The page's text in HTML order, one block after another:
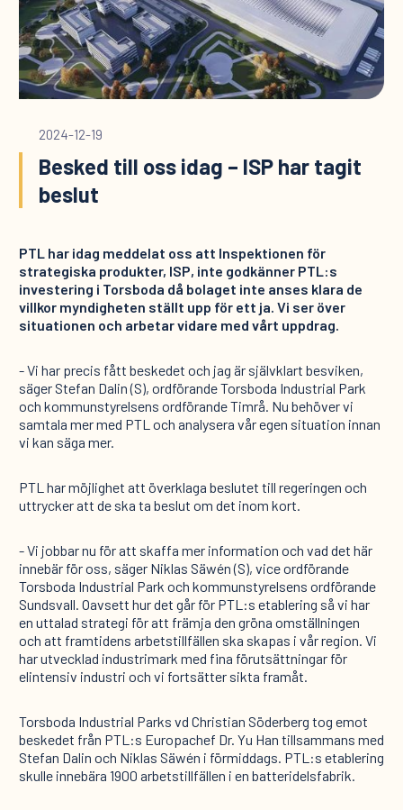
2024-12-19
Besked till oss idag – ISP har tagit
beslut
PTL har idag meddelat oss att Inspektionen för
strategiska produkter, ISP, inte godkänner PTL:s
investering i Torsboda då bolaget inte anses klara de
villkor myndigheten ställt upp för ett ja. Vi ser över
situationen och arbetar vidare med vårt uppdrag.
- Vi har precis fått beskedet och jag är självklart besviken,
säger Stefan Dalin (S), ordförande Torsboda Industrial Park
och kommunstyrelsens ordförande Timrå. Nu behöver vi
samtala mer med PTL och analysera vår egen situation innan
vi kan säga mer.
PTL har möjlighet att överklaga beslutet till regeringen och
uttrycker att de ska ta beslut om det inom kort.
- Vi jobbar nu för att skaffa mer information och vad det här
innebär för oss, säger Niklas Säwén (S), vice ordförande
Torsboda Industrial Park och kommunstyrelsens ordförande
Sundsvall. Oavsett hur det går för PTL:s etablering så vi har
en uttalad strategi för att främja den gröna omställningen
och att framtidens arbetstillfällen ska skapas i vår region. Vi
har utvecklad industrimark med fina förutsättningar för
elintensiv industri och vi fortsätter sikta framåt.
Torsboda Industrial Parks vd Christian Söderberg tog emot
beskedet från PTL:s Europachef Dr. Yu Han tillsammans med
Stefan Dalin och Niklas Säwén i förmiddags. PTL:s etablering
skulle innebära 1900 arbetstillfällen i en batteridelsfabrik.